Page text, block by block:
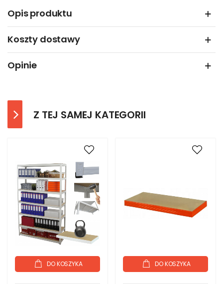
Opis produktu
Koszty dostawy
Opinie
Z TEJ SAMEJ KATEGORII
DO KOSZYKA DO KOSZYKA